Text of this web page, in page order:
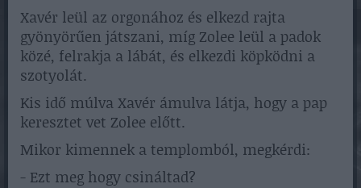
Xavér leül az orgonához és elkezd rajta
gyönyörűen játszani, míg Zolee leül a padok
közé, felrakja a lábát, és elkezdi köpködni a
szotyolát.
Kis idő múlva Xavér ámulva látja, hogy a pap
keresztet vet Zolee előtt.
Mikor kimennek a templomból, megkérdi:
- Ezt meg hogy csináltad?